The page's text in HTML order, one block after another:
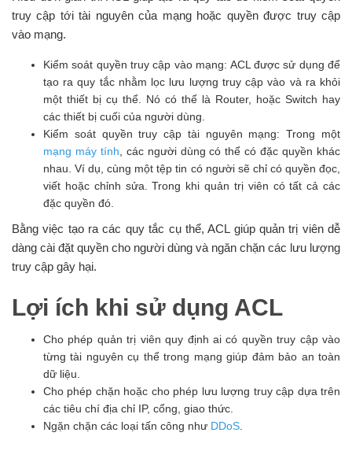
truy cập tới tài nguyên của mạng hoặc quyền được truy cập
vào mạng.
Kiểm soát quyền truy cập vào mạng: ACL được sử dụng để
tạo ra quy tắc nhằm lọc lưu lượng truy cập vào và ra khỏi
một thiết bị cụ thể. Nó có thể là Router, hoặc Switch hay
các thiết bị cuối của người dùng.
Kiểm soát quyền truy cập tài nguyên mạng: Trong một
mạng máy tính , các người dùng có thể có đặc quyền khác
nhau. Ví dụ, cùng một tệp tin có người sẽ chỉ có quyền đọc,
viết hoặc chỉnh sửa. Trong khi quản trị viên có tất cả các
đặc quyền đó.
Bằng việc tạo ra các quy tắc cụ thể, ACL giúp quản trị viên dễ
dàng cài đặt quyền cho người dùng và ngăn chặn các lưu lượng
truy cập gây hại.
Lợi ích khi sử dụng ACL
Cho phép quản trị viên quy định ai có quyền truy cập vào
từng tài nguyên cụ thể trong mạng giúp đảm bảo an toàn
dữ liệu.
Cho phép chặn hoặc cho phép lưu lượng truy cập dựa trên
các tiêu chí địa chỉ IP, cổng, giao thức.
Ngặn chặn các loại tấn công như DDoS